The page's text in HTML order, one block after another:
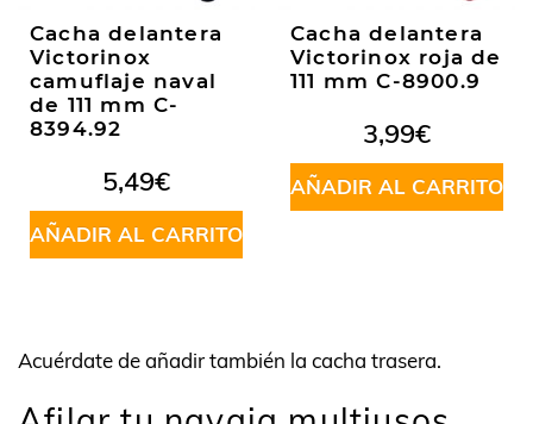
Cacha delantera
Victorinox
camuflaje naval
de 111 mm C-
8394.92
5,49€
AÑADIR AL CARRITO
Cacha delantera
Victorinox roja de
111 mm C-8900.9
3,99€
AÑADIR AL CARRITO
Acuérdate de añadir también la cacha trasera.